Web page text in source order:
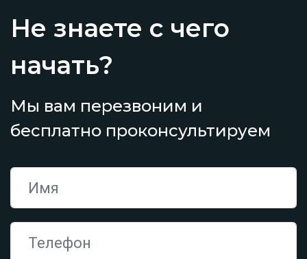
Не знаете с чего
начать?
Мы вам перезвоним и
бесплатно проконсультируем